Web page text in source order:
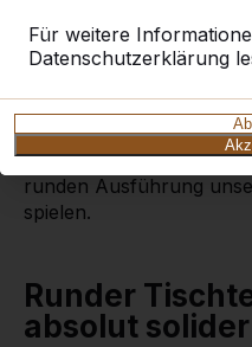
Für weitere
Datenschutzerklärung
Augenweide und zieht
Form viel
ganzes Stück größer als
Modelle. Das heißt: Es
außer Tischtennis auch
runden Ausführung
spielen.
Runder
absolut